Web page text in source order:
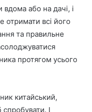
або на дачі, і
отримати всі його
та правильне
протягом усього
китайський,
І